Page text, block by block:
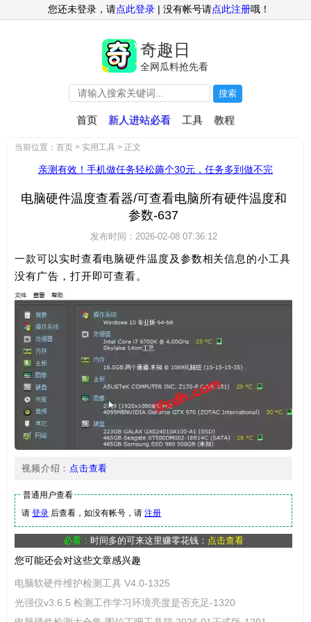
奇趣日
全网瓜料抢先看
搜索
首页 新人进站必看 工具 教程
您还未登录，请点此登录 | 没有帐号请点此注册哦！
当前位置：首页 > 实用工具 > 正文
亲测有效！手机做任务轻松薅个30元，任务多到做不完
电脑硬件温度查看器/可查看电脑所有硬件温度和
参数-637
发布时间：2026-02-08 07:36:12
一款可以实时查看电脑硬件温度及参数相关信息的小工具
没有广告，打开即可查看。
视频介绍： 点击查看
普通用户查看
请登录 后查看，如没有帐号，请注册
必看：时间多的可来这里赚零花钱： 点击查看
您可能还会对这些文章感兴趣
电脑软硬件维护检测工具 V4.0-1325
光强仪v3.6.5 检测工作学习环境亮度是否充足-1320